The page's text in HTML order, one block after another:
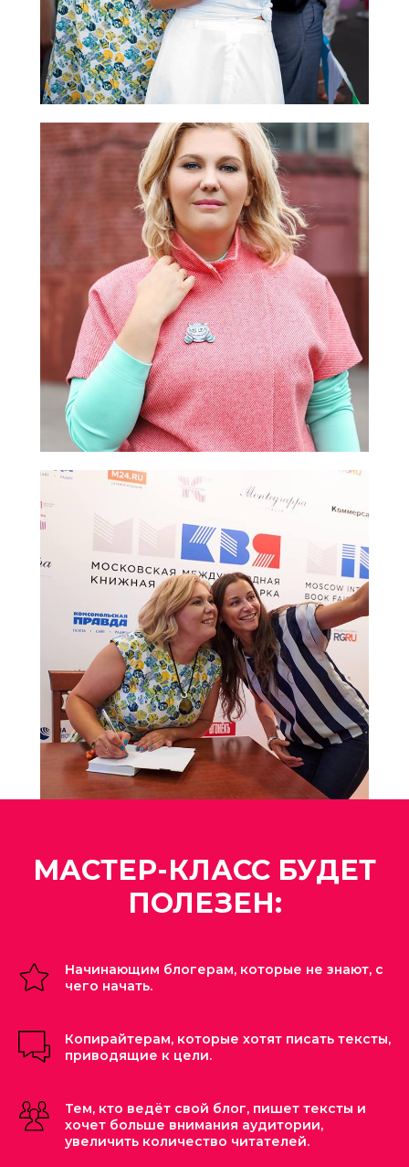
МАСТЕР-КЛАСС БУДЕТ
ПОЛЕЗЕН:
Начинающим блогерам, которые не знают, с
чего начать.
Копирайтерам, которые хотят писать тексты,
приводящие к цели.
Тем, кто ведёт свой блог, пишет тексты и
хочет больше внимания аудитории,
увеличить количество читателей.